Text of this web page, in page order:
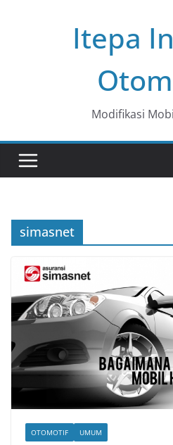
Itepa
Modifikasi
simasnet
OTOMOTIF UMUM